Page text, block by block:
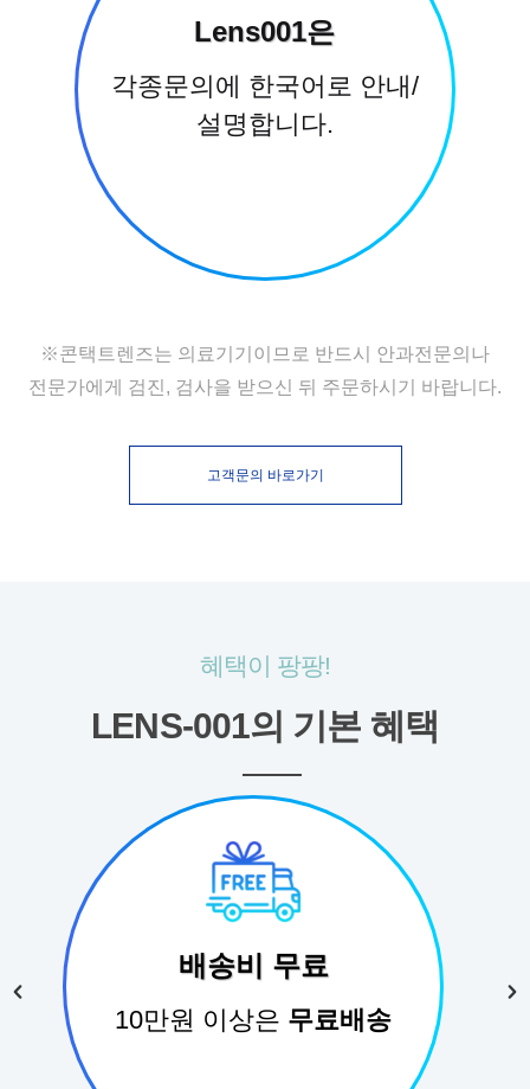
Lens001은
각종문의에 한국어로 안내/
설명합니다.
※콘택트렌즈는 의료기기이므로 반드시 안과전문의나
전문가에게 검진, 검사을 받으신 뒤 주문하시기 바랍니다.
고객문의 바로가기
혜택이 팡팡!
LENS-001의 기본 혜택
안전배송
배송기간평균 1~2주소요